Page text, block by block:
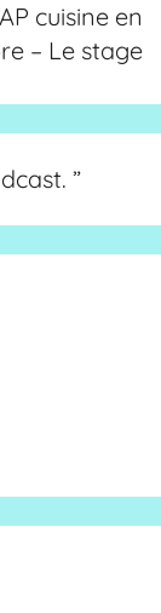
cuisine en
– Le stage
”